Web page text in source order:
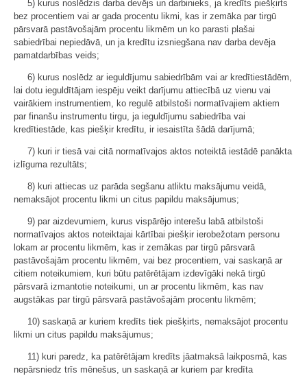
5) kurus noslēdzis darba devējs un darbinieks, ja kredīts piešķirts
bez procentiem vai ar gada procentu likmi, kas ir zemāka par tirgū
pārsvarā pastāvošajām procentu likmēm un ko parasti plašai
sabiedrībai nepiedāvā, un ja kredītu izsniegšana nav darba devēja
pamatdarbības veids;
6) kurus noslēdz ar ieguldījumu sabiedrībām vai ar kredītiestādēm,
lai dotu ieguldītājam iespēju veikt darījumu attiecībā uz vienu vai
vairākiem instrumentiem, ko regulē atbilstoši normatīvajiem aktiem
par finanšu instrumentu tirgu, ja ieguldījumu sabiedrība vai
kredītiestāde, kas piešķir kredītu, ir iesaistīta šādā darījumā;
7) kuri ir tiesā vai citā normatīvajos aktos noteiktā iestādē panākta
izlīguma rezultāts;
8) kuri attiecas uz parāda segšanu atliktu maksājumu veidā,
nemaksājot procentu likmi un citus papildu maksājumus;
9) par aizdevumiem, kurus vispārējo interešu labā atbilstoši
normatīvajos aktos noteiktajai kārtībai piešķir ierobežotam personu
lokam ar procentu likmēm, kas ir zemākas par tirgū pārsvarā
pastāvošajām procentu likmēm, vai bez procentiem, vai saskaņā ar
citiem noteikumiem, kuri būtu patērētājam izdevīgāki nekā tirgū
pārsvarā izmantotie noteikumi, un ar procentu likmēm, kas nav
augstākas par tirgū pārsvarā pastāvošajām procentu likmēm;
10) saskaņā ar kuriem kredīts tiek piešķirts, nemaksājot procentu
likmi un citus papildu maksājumus;
11) kuri paredz, ka patērētājam kredīts jāatmaksā laikposmā, kas
nepārsniedz trīs mēnešus, un saskaņā ar kuriem par kredīta